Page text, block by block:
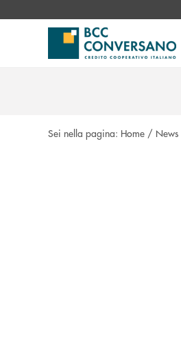
Sei nella pagina: Home / News